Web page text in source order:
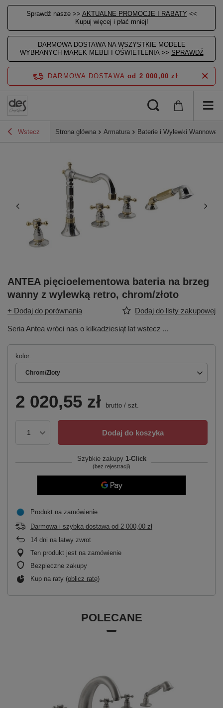
Sprawdź nasze >> AKTUALNE PROMOCJE I RABATY <<
Kupuj więcej i płać mniej!
DARMOWA DOSTAWA NA WSZYSTKIE MODELE
WYBRANYCH MAREK MEBLI I OŚWIETLENIA >> SPRAWDŹ
DARMOWA DOSTAWA od 2 000,00 zł
Wstecz Strona główna Armatura Baterie i Wylewki Wannowe
ANTEA pięcioelementowa bateria na brzeg
wanny z wylewką retro, chrom/złoto
+ Dodaj do porównania Dodaj do listy zakupowej
Seria Antea wróci nas o kilkadziesiąt lat wstecz ...
kolor
Chrom/Złoty
2 020,55 zł brutto / szt.
Dodaj do koszyka
Szybkie zakupy 1-Click
(bez rejestracji)
Produkt na zamówienie
Darmowa i szybka dostawa od 2 000,00 zł
14 dni na łatwy zwrot
Ten produkt jest na zamówienie
Bezpieczne zakupy
Kup na raty (oblicz ratę)
POLECANE